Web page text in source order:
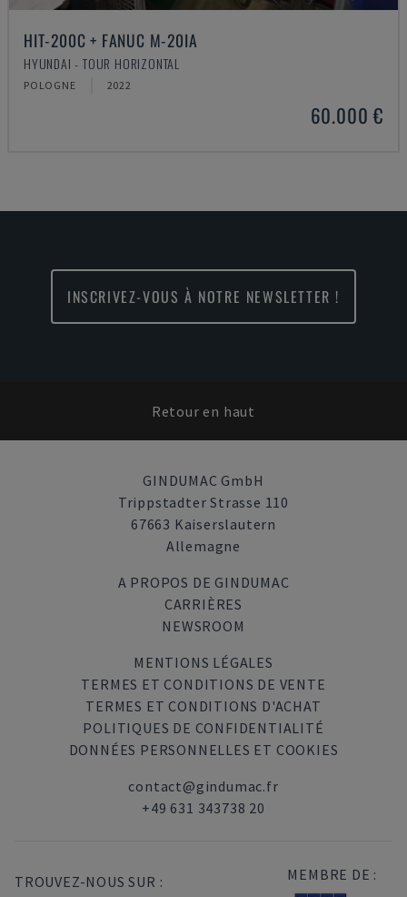
HIT-200C + FANUC M-20IA
HYUNDAI - TOUR HORIZONTAL
POLOGNE 2022
60.000 €
INSCRIVEZ-VOUS À NOTRE NEWSLETTER !
Retour en haut
GINDUMAC GmbH
Trippstadter Strasse 110
67663 Kaiserslautern
Allemagne
A PROPOS DE GINDUMAC
CARRIÈRES
NEWSROOM
MENTIONS LÉGALES
TERMES ET CONDITIONS DE VENTE
TERMES ET CONDITIONS D'ACHAT
POLITIQUES DE CONFIDENTIALITÉ
DONNÉES PERSONNELLES ET COOKIES
contact@gindumac.fr
+49 631 343738 20
TROUVEZ-NOUS SUR : MEMBRE DE :